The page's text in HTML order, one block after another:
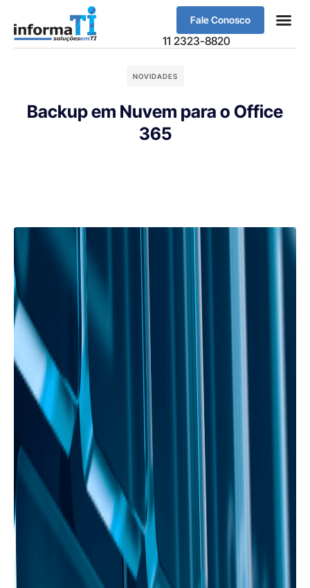
Fale Conosco
11 2323-8820
NOVIDADES
Backup em Nuvem para o Office
365